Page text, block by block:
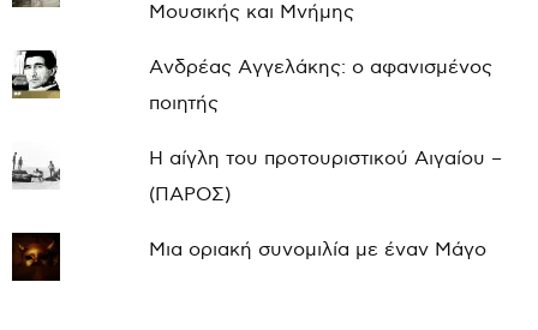
Μουσικής και Μνήμης
Ανδρέας Αγγελάκης: ο αφανισμένος
ποιητής
Η αίγλη του προτουριστικού Αιγαίου –
(ΠΑΡΟΣ)
Μια οριακή συνομιλία με έναν Μάγο